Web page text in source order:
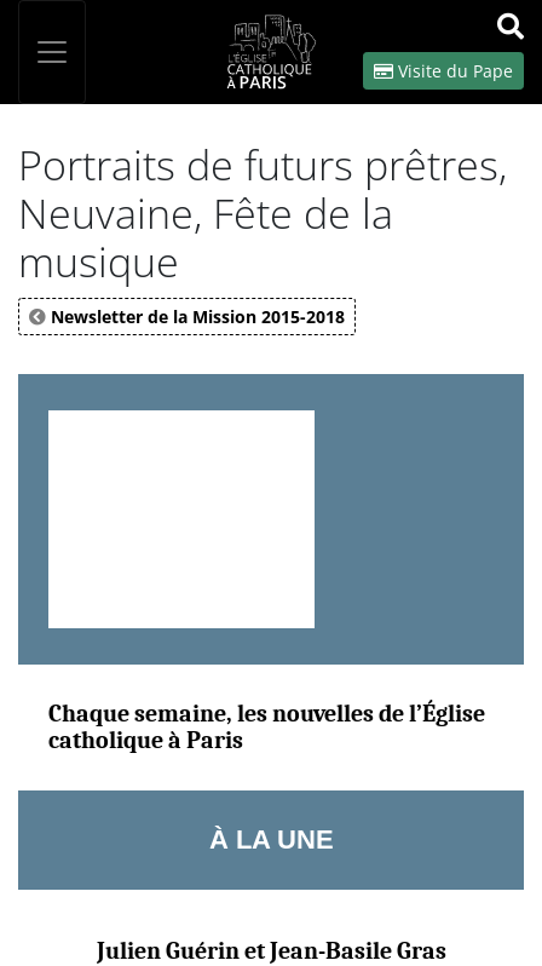
OK
Visite du Pape
Portraits de futurs prêtres,
Neuvaine, Fête de la
musique
Newsletter de la Mission 2015-2018
Chaque semaine, les nouvelles de l’Église
catholique à Paris
À LA UNE
Julien Guérin et Jean-Basile Gras
Panneau de gestion des cookies